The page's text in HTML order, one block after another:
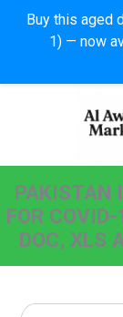
Buy this aged
1) — now
PAKISTAN
FOR
DOC, XLS